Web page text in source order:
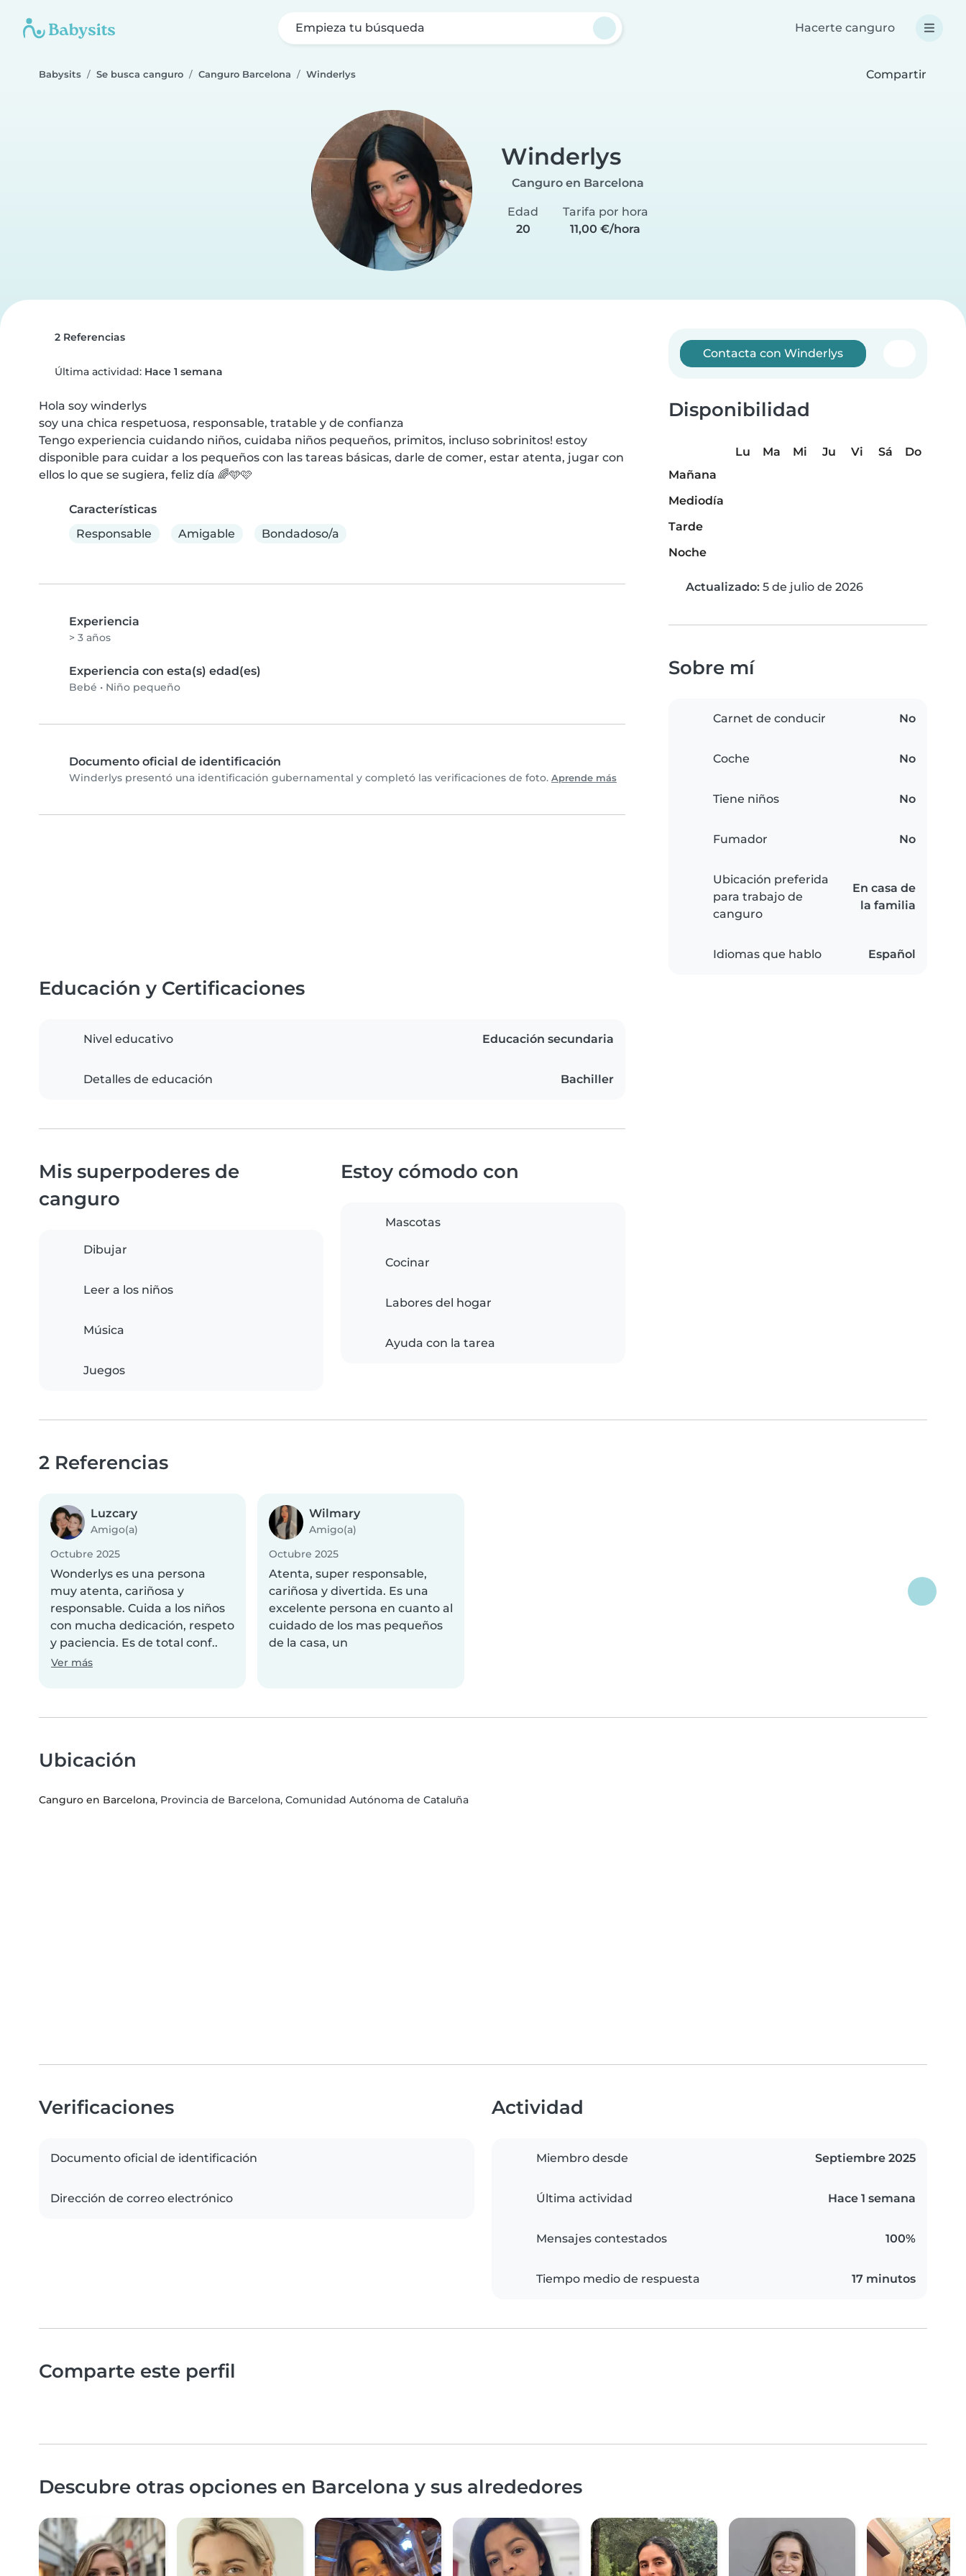
Empieza tu búsqueda Hacerte canguro
Babysits Se busca canguro Canguro Barcelona Winderlys Compartir
Winderlys
Canguro en Barcelona
Edad
20
Tarifa por hora
11,00 €/hora
2 Referencias
Última actividad: Hace 1 semana
Hola soy winderlys
soy una chica respetuosa, responsable, tratable y de confianza
Tengo experiencia cuidando niños, cuidaba niños pequeños, primitos, incluso sobrinitos! estoy
disponible para cuidar a los pequeños con las tareas básicas, darle de comer, estar atenta, jugar con
ellos lo que se sugiera, feliz día 🌈🩵🩷
Características
Responsable
Amigable Bondadoso/a
Experiencia
> 3 años
Experiencia con esta(s) edad(es)
Bebé • Niño pequeño
Documento oficial de identificación
Winderlys presentó una identificación gubernamental y completó las verificaciones de foto. Aprende más
Contacta con Winderlys
Disponibilidad
Lu Ma Mi Ju Vi Sá
Do
Mañana
Mediodía
Tarde
Noche
Actualizado: 5 de julio de 2026
Sobre mí
Carnet de conducir No
Coche No
Tiene niños No
Fumador No
Ubicación preferida
para trabajo de
canguro
En casa de
la familia
Idiomas que hablo Español
Educación y Certificaciones
Nivel educativo Educación secundaria
Detalles de educación Bachiller
Mis superpoderes de
canguro
Dibujar
Leer a los niños
Música
Juegos
Estoy cómodo con
Mascotas
Cocinar
Labores del hogar
Ayuda con la tarea
2 Referencias
Luzcary
Amigo(a)
Octubre 2025
Wonderlys es una persona
muy atenta, cariñosa y
responsable. Cuida a los niños
con mucha dedicación, respeto
y paciencia. Es de total conf..
Ver más
Wilmary
Amigo(a)
Octubre 2025
Atenta, super responsable,
cariñosa y divertida. Es una
excelente persona en cuanto al
cuidado de los mas pequeños
de la casa, un
Ubicación
Canguro en Barcelona, Provincia de Barcelona, Comunidad Autónoma de Cataluña
Verificaciones
Documento oficial de identificación
Dirección de correo electrónico
Actividad
Miembro desde Septiembre 2025
Última actividad Hace 1 semana
Mensajes contestados 100%
Tiempo medio de respuesta 17 minutos
Comparte este perfil
Descubre otras opciones en Barcelona y sus alrededores